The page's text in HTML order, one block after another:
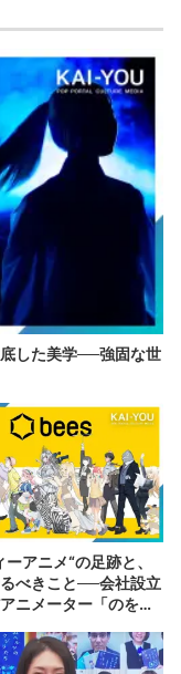
した美学──強固な世
アニメ“の足跡と、
べきこと──会社設立
ニメーター「のを